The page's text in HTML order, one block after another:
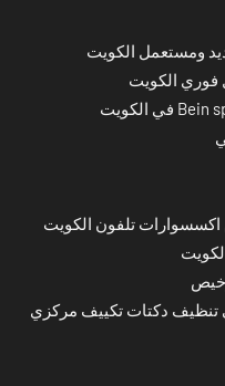
ومستعمل الكويت
فوري الكويت
اكسسوارات تلفون الكويت
دكتات تكييف مركزي